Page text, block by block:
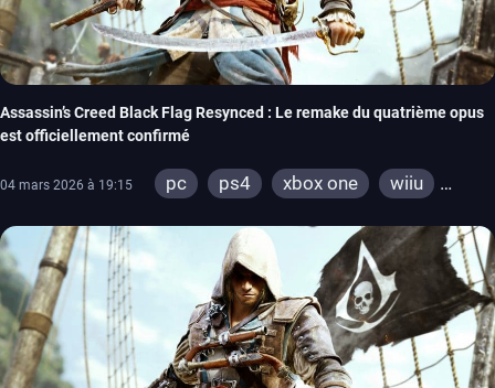
Assassin’s Creed Black Flag Resynced : Le remake du quatrième opus
est officiellement confirmé
04 mars 2026 à 19:15 pc ps4 xbox one
wiiu